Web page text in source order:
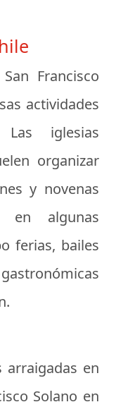
Francisco
actividades
iglesias
organizar
y novenas
en algunas
ferias, bailes
arraigadas en
Solano en